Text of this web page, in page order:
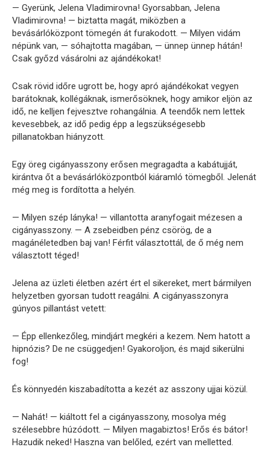
— Gyerünk, Jelena Vladimirovna! Gyorsabban, Jelena
Vladimirovna! — biztatta magát, miközben a
bevásárlóközpont tömegén át furakodott. — Milyen vidám
népünk van, — sóhajtotta magában, — ünnep ünnep hátán!
Csak győzd vásárolni az ajándékokat!
Csak rövid időre ugrott be, hogy apró ajándékokat vegyen
barátoknak, kollégáknak, ismerősöknek, hogy amikor eljön az
idő, ne kelljen fejvesztve rohangálnia. A teendők nem lettek
kevesebbek, az idő pedig épp a legszükségesebb
pillanatokban hiányzott.
Egy öreg cigányasszony erősen megragadta a kabátujját,
kirántva őt a bevásárlóközpontból kiáramló tömegből. Jelenát
még meg is fordította a helyén.
— Milyen szép lányka! — villantotta aranyfogait mézesen a
cigányasszony. — A zsebeidben pénz csörög, de a
magánéletedben baj van! Férfit választottál, de ő még nem
választott téged!
Jelena az üzleti életben azért ért el sikereket, mert bármilyen
helyzetben gyorsan tudott reagálni. A cigányasszonyra
gúnyos pillantást vetett:
— Épp ellenkezőleg, mindjárt megkéri a kezem. Nem hatott a
hipnózis? De ne csüggedjen! Gyakoroljon, és majd sikerülni
fog!
És könnyedén kiszabadította a kezét az asszony ujjai közül.
— Nahát! — kiáltott fel a cigányasszony, mosolya még
szélesebbre húzódott. — Milyen magabiztos! Erős és bátor!
Hazudik neked! Haszna van belőled, ezért van melletted.